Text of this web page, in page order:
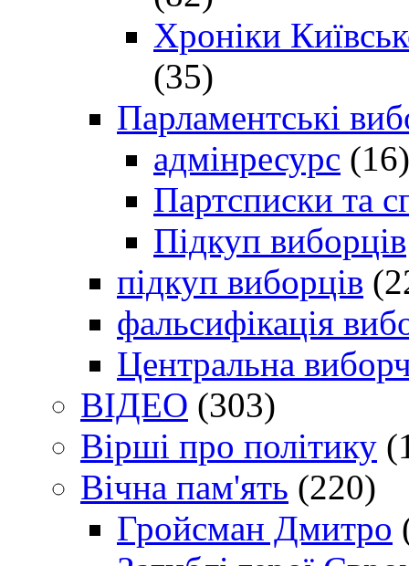
Хроніки
(35)
Парламентські
адмінресурс (16)
Партсписки та
Підкуп виборців
підкуп виборців
фальсифікація
Центральна
ВІДЕО (303)
Вірші про політику
Вічна пам'ять (220)
Гройсман Дмитро